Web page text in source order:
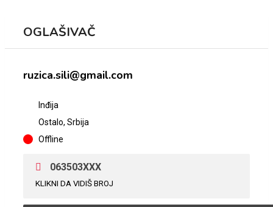
OGLAŠIVAČ
ruzica.sili@gmail.com
Inđija
Ostalo, Srbija
Offline
063503XXX
KLIKNI DA VIDIŠ BROJ